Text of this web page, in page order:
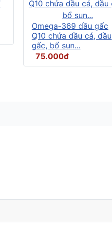
Omega-369 dầu gấc
Q10 chứa dầu cá, dầu
gấc, bổ sun...
75.000đ